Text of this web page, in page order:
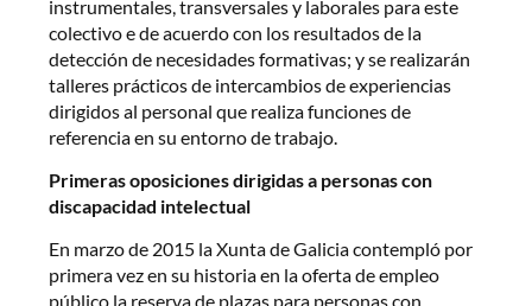
instrumentales, transversales y laborales para este
colectivo e de acuerdo con los resultados de la
detección de necesidades formativas; y se realizarán
talleres prácticos de intercambios de experiencias
dirigidos al personal que realiza funciones de
referencia en su entorno de trabajo.
Primeras oposiciones dirigidas a personas con
discapacidad intelectual
En marzo de 2015 la Xunta de Galicia contempló por
primera vez en su historia en la oferta de empleo
público la reserva de plazas para personas con